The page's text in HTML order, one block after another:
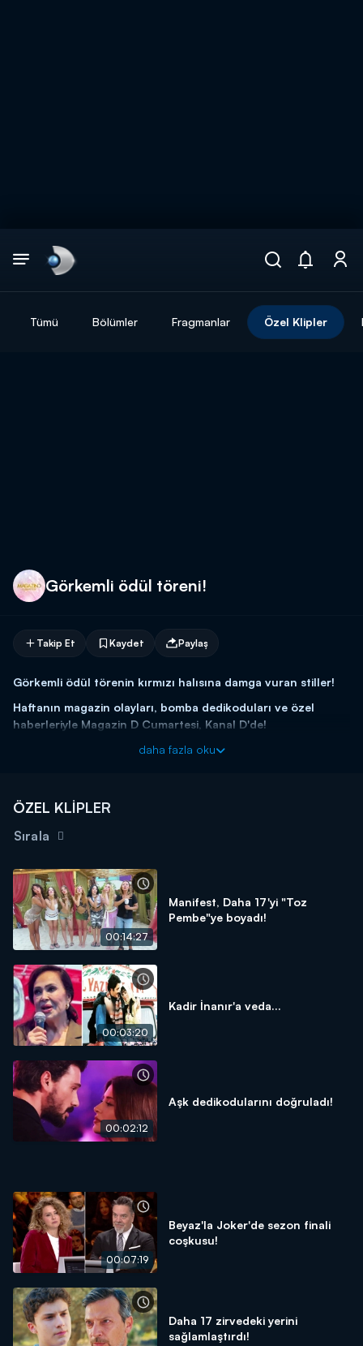
Tümü Bölümler Fragmanlar Özel Klipler
Görkemli ödül töreni!
Takip Et Kaydet Paylaş
Görkemli ödül törenin kırmızı halısına damga vuran stiller!
Haftanın magazin olayları, bomba dedikoduları ve özel
haberleriyle Magazin D Cumartesi, Kanal D'de!
daha fazla oku
ÖZEL KLİPLER
Sırala
00:14:27
Manifest, Daha 17'yi "Toz
Pembe"ye boyadı!
00:03:20
Kadir İnanır'a veda...
00:02:12
Aşk dedikodularını doğruladı!
00:07:19
Beyaz'la Joker'de sezon finali
coşkusu!
Daha 17 zirvedeki yerini
sağlamlaştırdı!